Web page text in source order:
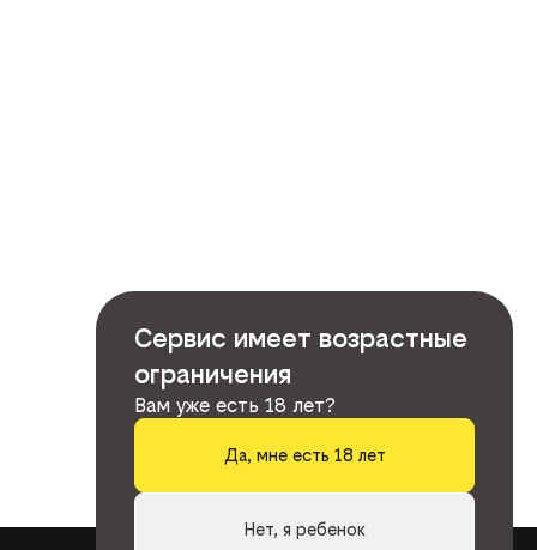
Сервис имеет возрастные
ограничения
Вам уже есть 18 лет?
Да, мне есть 18 лет
Нет, я ребенок